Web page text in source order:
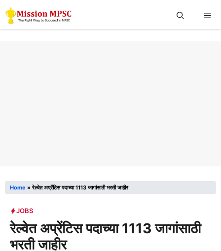
Skip
to
Home »रेल्वेत अप्रेंटिस पदाच्या 1113 जागांसाठी भरती जाहीर
JOBS
रेल्वेत अप्रेंटिस पदाच्या 1113 जागांसाठी
भरती जाहीर